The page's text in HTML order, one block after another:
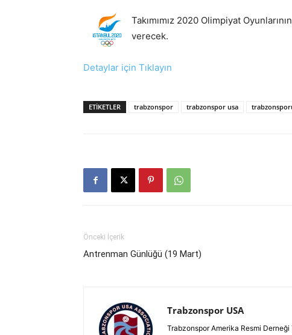
Takımımız 2020 Olimpiyat
verecek.
Detaylar için Tıklayın
ETIKETLER trabzonspor trabzonspor usa
Önceki İçerik
Antrenman Günlüğü (19 Mart)
Trabzonspor USA
Trabzonspor Amerika Resmi Derneği